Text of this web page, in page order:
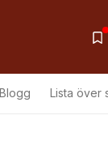
Blogg Lista över